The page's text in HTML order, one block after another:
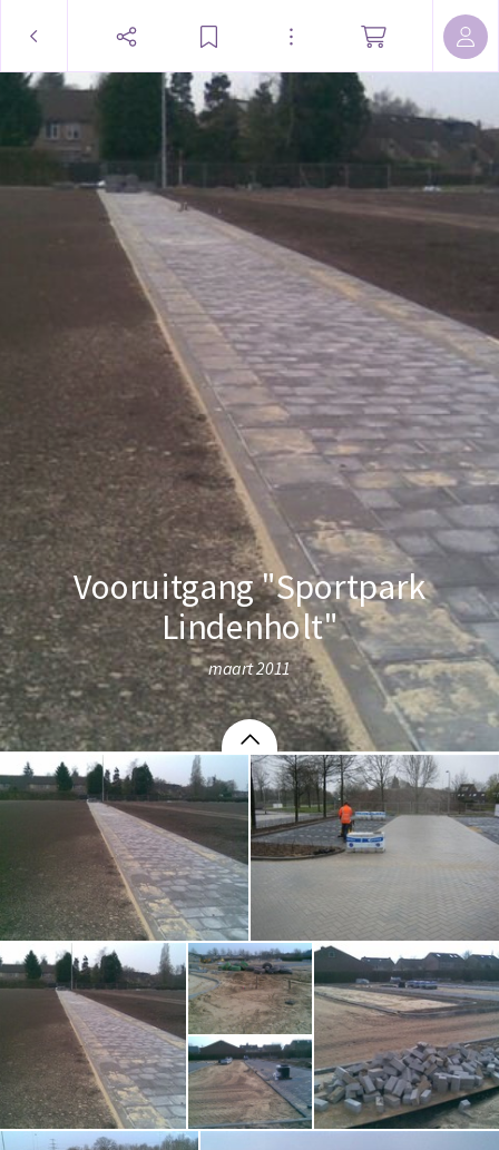
Vooruitgang "Sportpark
Lindenholt"
maart 2011